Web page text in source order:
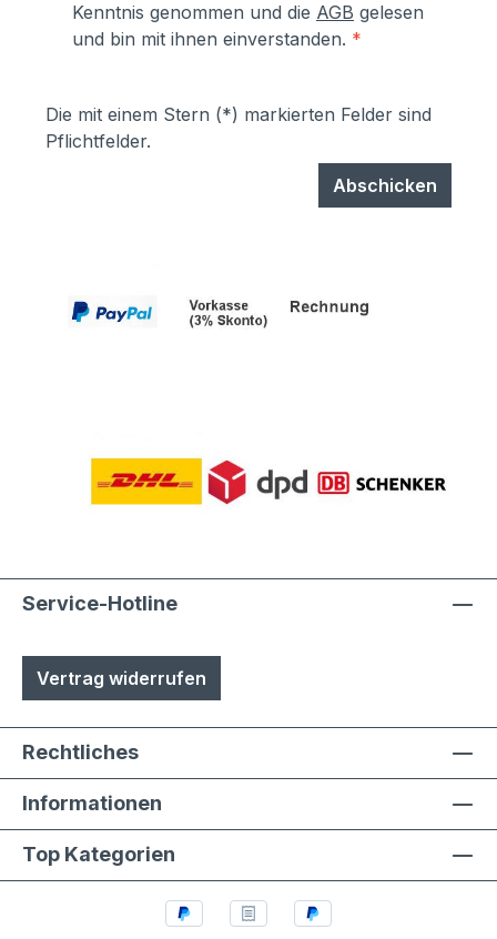
Kenntnis genommen und die AGB gelesen
und bin mit ihnen einverstanden. *
Die mit einem Stern (*) markierten Felder sind
Pflichtfelder.
Abschicken
Service-Hotline
Vertrag widerrufen
Rechtliches
Informationen
Top Kategorien